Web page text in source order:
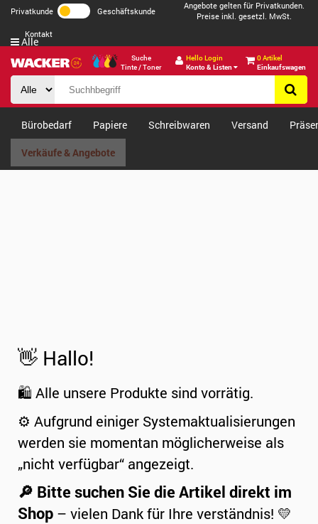
Privatkunde Geschäftskunde
Angebote gelten für Privatkunden.
Preise inkl. gesetzl. MwSt.
Kontakt
Suche
Tinte / Toner
Hello Login
Konto & Listen
0 Artikel
Einkaufswagen
Alle
Bürobedarf Papiere Schreibwaren Versand
Verkäufe & Angebote
👋 Hallo!
🛍️ Alle unsere Produkte sind vorrätig.
⚙️ Aufgrund einiger Systemaktualisierungen
werden sie momentan möglicherweise als
„nicht verfügbar“ angezeigt.
🔎 Bitte suchen Sie die Artikel direkt im
Shop – vielen Dank für Ihre verständnis! 💛